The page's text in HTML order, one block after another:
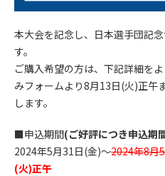
本大会を記念し、日本選手団記
す。
ご購入希望の方は、下記詳細を
みフォームより8月13日(火)正午
します。
■申込期間(ご好評につき申込期
2024年5月31日(金)～2024年8月
(火)正午